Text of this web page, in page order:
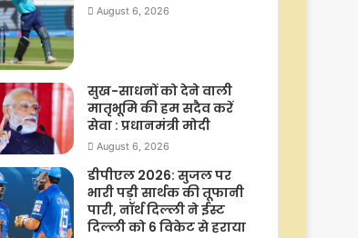
August 6, 2026
सुख-साधनों को देने वाली
मातृभूमि की हम सदैव करें
सेवा : प्रधानमंत्री मोदी
August 6, 2026
डीपीएल 2026: सुजल पर
भारी पड़ी सार्थक की तूफानी
पारी, नॉर्थ दिल्ली ने ईस्ट
दिल्ली को 6 विकेट से हराया